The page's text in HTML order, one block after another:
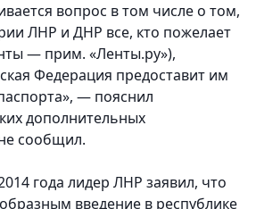
вопрос в том числе о том,
ЛНР и ДНР все, кто пожелает
— прим. «Ленты.ру»),
Федерация предоставит им
— пояснил
дополнительных
сообщил.
года лидер ЛНР заявил, что
введение в республике